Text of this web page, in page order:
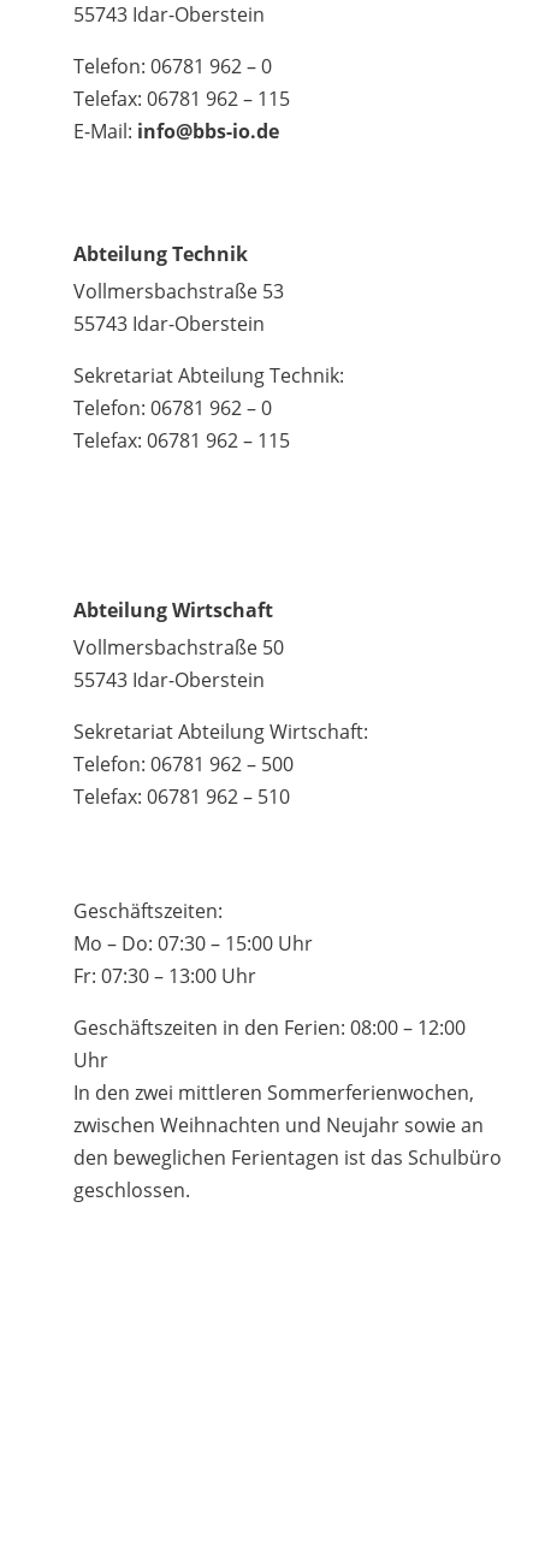
55743 Idar-Oberstein
Telefon: 06781 962 – 0
Telefax: 06781 962 – 115
E-Mail: info@bbs-io.de
Abteilung Technik
Vollmersbachstraße 53
55743 Idar-Oberstein
Sekretariat Abteilung Technik:
Telefon: 06781 962 – 0
Telefax: 06781 962 – 115
Abteilung Wirtschaft
Vollmersbachstraße 50
55743 Idar-Oberstein
Sekretariat Abteilung Wirtschaft:
Telefon: 06781 962 – 500
Telefax: 06781 962 – 510
Geschäftszeiten:
Mo – Do: 07:30 – 15:00 Uhr
Fr: 07:30 – 13:00 Uhr
Geschäftszeiten in den Ferien: 08:00 – 12:00
Uhr
In den zwei mittleren Sommerferienwochen,
zwischen Weihnachten und Neujahr sowie an
den beweglichen Ferientagen ist das Schulbüro
geschlossen.